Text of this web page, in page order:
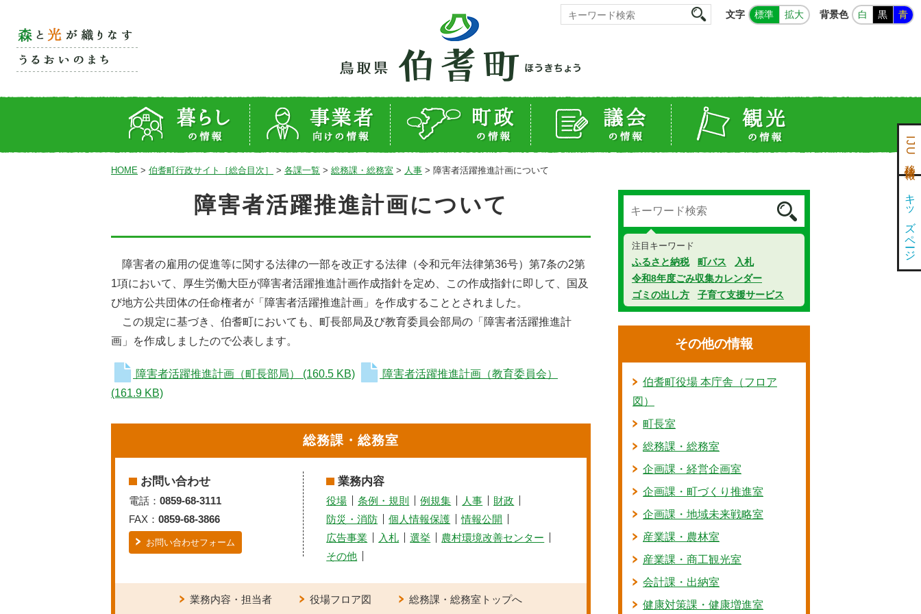
文字 標準 拡大 背景色 白 黒 青
HOME > 伯耆町行政サイト［総合目次］ > 各課一覧 > 総務課・総務室 > 人事 > 障害者活躍推進計画について
障害者活躍推進計画について
障害者の雇用の促進等に関する法律の一部を改正する法律（令和元年法律第36号）第7条の2第
1項において、厚生労働大臣が障害者活躍推進計画作成指針を定め、この作成指針に即して、国及
び地方公共団体の任命権者が「障害者活躍推進計画」を作成することとされました。
この規定に基づき、伯耆町においても、町長部局及び教育委員会部局の「障害者活躍推進計
画」を作成しましたので公表します。
障害者活躍推進計画（町長部局） (160.5 KB)
障害者活躍推進計画（教育委員会）
(161.9 KB)
総務課・総務室
お問い合わせ
電話： 0859-68-3111
FAX： 0859-68-3866
お問い合わせフォーム
業務内容
役場 条例・規則 例規集 人事
財政
防災・消防
個人情報保護
情報公開
広告事業
入札 選挙
農村環境改善センター
その他
業務内容・担当者 役場フロア図 総務課・総務室トップへ
注目キーワード
ふるさと納税 町バス
入札
令和8年度ごみ収集カレンダー
ゴミの出し方
子育て支援サービス
その他の情報
伯耆町役場 本庁舎（フロア
図）
町長室
総務課・総務室
企画課・経営企画室
企画課・町づくり推進室
企画課・地域未来戦略室
産業課・農林室
産業課・商工観光室
会計課・出納室
健康対策課・健康増進室
IJU移住情報
キッズページ